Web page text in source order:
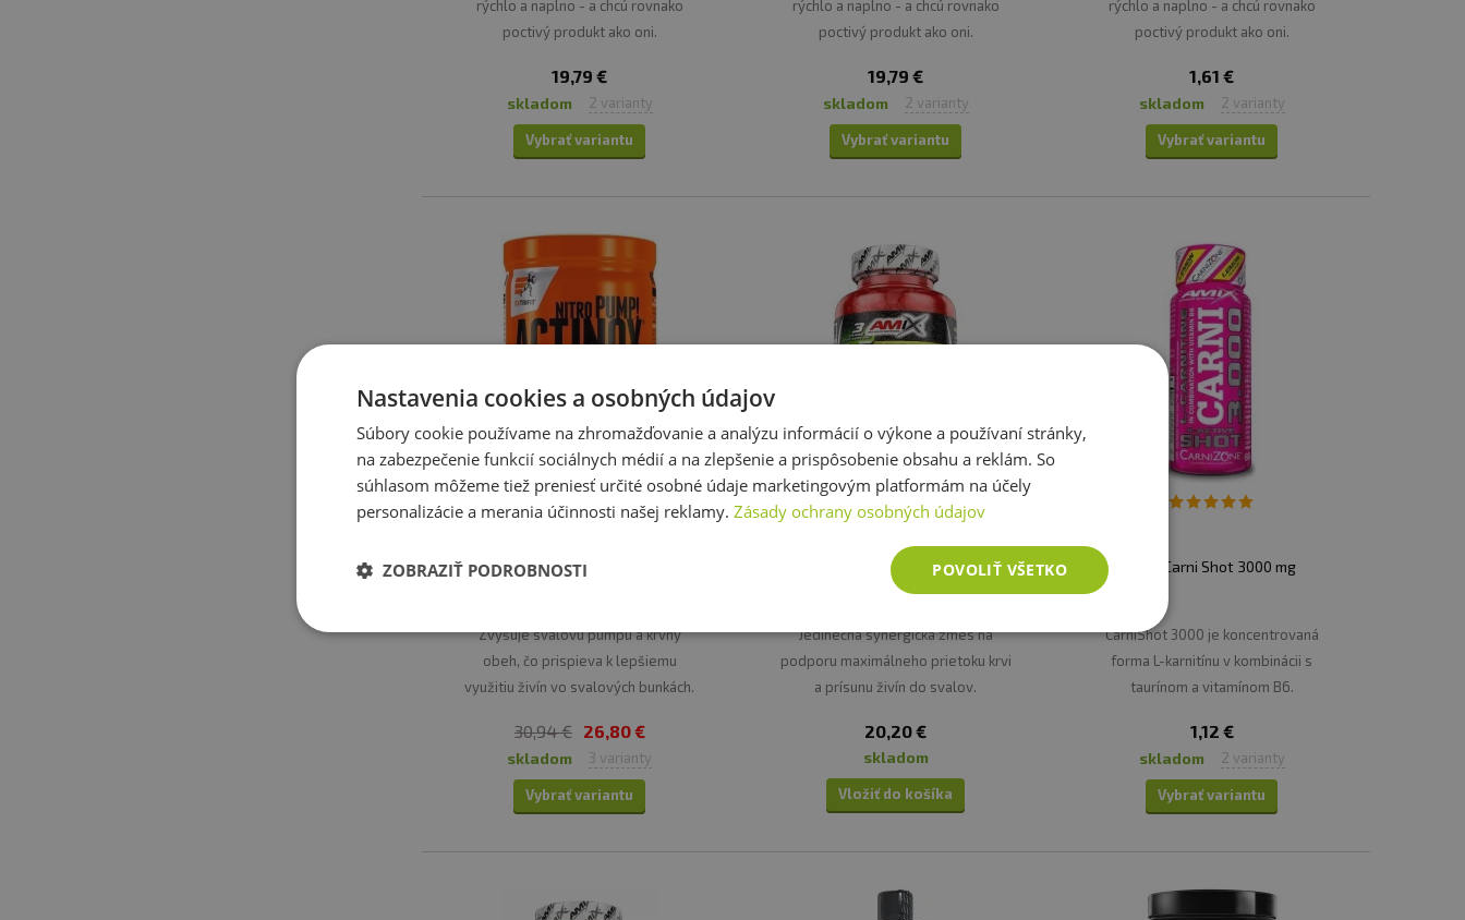
rýchlo a naplno - a chcú rovnako
poctivý produkt ako oni.
19,79 €
skladom 2 varianty
Vybrať variantu
rýchlo a naplno - a chcú rovnako
poctivý produkt ako oni.
19,79 €
skladom 2 varianty
Vybrať variantu
rýchlo a naplno - a chcú rovnako
poctivý produkt ako oni.
1,61 €
skladom 2 varianty
Vybrať variantu
Extrifit Actinox 620 g
Zvyšuje svalovú pumpu a krvný
obeh, čo prispieva k lepšiemu
využitiu živín vo svalových bunkách.
30,94 € 26,80 €
skladom 3 varianty
Vybrať variantu
Amix Nitric 125 kapsúl
Jedinečná synergická zmes na
podporu maximálneho prietoku krvi
a prísunu živín do svalov.
20,20 €
skladom
Vložiť do košíka
Amix Carni Shot 3000 mg
CarniShot 3000 je koncentrovaná
forma L-karnitínu v kombinácii s
taurínom a vitamínom B6.
1,12 €
skladom 2 varianty
Vybrať variantu
Nastavenia cookies a osobných údajov
Súbory cookie používame na zhromažďovanie a analýzu informácií o výkone a používaní stránky,
na zabezpečenie funkcií sociálnych médií a na zlepšenie a prispôsobenie obsahu a reklám. So
súhlasom môžeme tiež preniesť určité osobné údaje marketingovým platformám na účely
personalizácie a merania účinnosti našej reklamy. Zásady ochrany osobných údajov
POVOLIŤ VŠETKO
ZOBRAZIŤ PODROBNOSTI